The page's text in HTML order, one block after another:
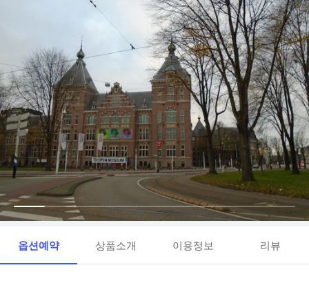
옵션예약 상품소개 이용정보 리뷰